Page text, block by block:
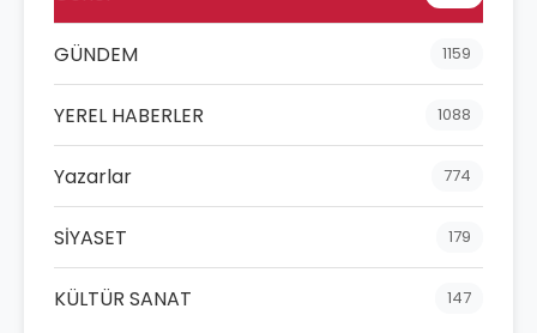
GÜNDEM 1159
YEREL HABERLER 1088
Yazarlar 774
SİYASET 179
KÜLTÜR SANAT 147